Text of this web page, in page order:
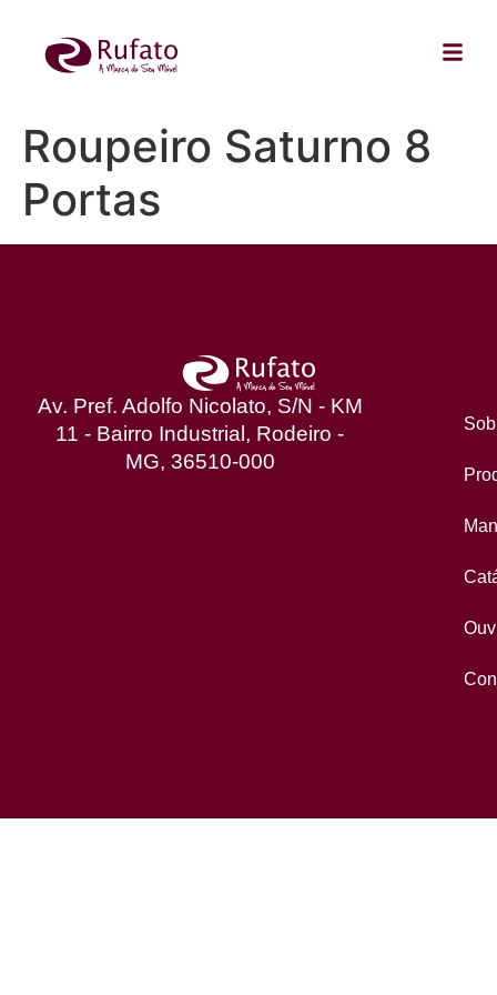
Roupeiro Saturno 8
Portas
Av. Pref. Adolfo Nicolato, S/N - KM
11 - Bairro Industrial, Rodeiro -
MG, 36510-000